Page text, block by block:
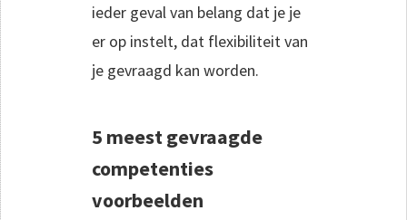
ieder geval van belang dat je je
er op instelt, dat flexibiliteit van
je gevraagd kan worden.
5 meest gevraagde
competenties
voorbeelden